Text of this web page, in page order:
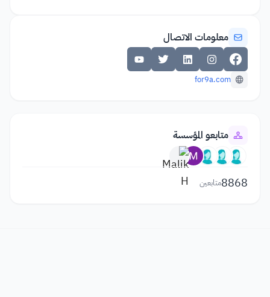
معلومات الاتصال
for9a.com
متابعو المؤسسة
8868متابعين